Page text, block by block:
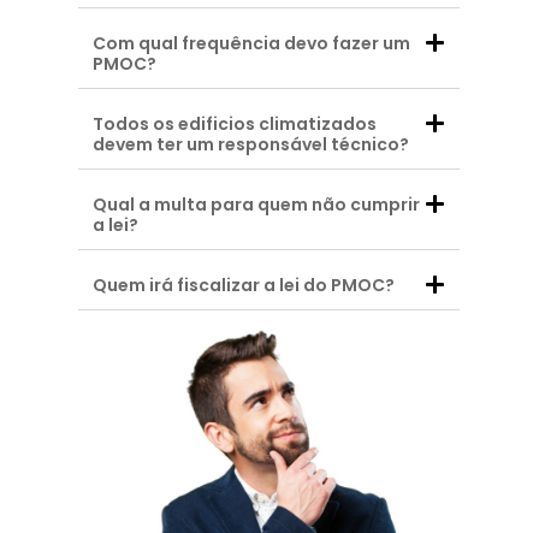
Com qual frequência devo fazer um
PMOC?
Todos os edificios climatizados
devem ter um responsável técnico?
Qual a multa para quem não cumprir
a lei?
Quem irá fiscalizar a lei do PMOC?